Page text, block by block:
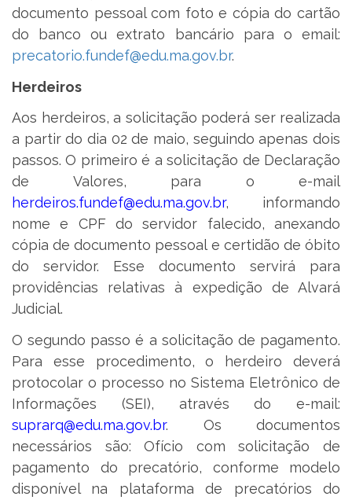
documento pessoal com foto e cópia do cartão
do banco ou extrato bancário para o email:
precatorio.fundef@edu.ma.gov.br.
Herdeiros
Aos herdeiros, a solicitação poderá ser realizada
a partir do dia 02 de maio, seguindo apenas dois
passos. O primeiro é a solicitação de Declaração
de Valores, para o e-mail
herdeiros.fundef@edu.ma.gov.br, informando
nome e CPF do servidor falecido, anexando
cópia de documento pessoal e certidão de óbito
do servidor. Esse documento servirá para
providências relativas à expedição de Alvará
Judicial.
O segundo passo é a solicitação de pagamento.
Para esse procedimento, o herdeiro deverá
protocolar o processo no Sistema Eletrônico de
Informações (SEI), através do e-mail:
suprarq@edu.ma.gov.br. Os documentos
necessários são: Ofício com solicitação de
pagamento do precatório, conforme modelo
disponível na plataforma de precatórios do